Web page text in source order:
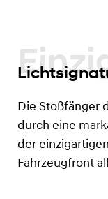
Die Stoßfänger
durch eine
der einzigartigen
Fahrzeugfront